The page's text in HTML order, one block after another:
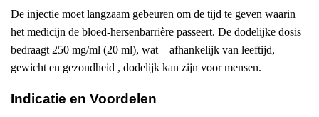
De injectie moet langzaam gebeuren om de tijd te geven waarin
het medicijn de bloed-hersenbarrière passeert. De dodelijke dosis
bedraagt 250 mg/ml (20 ml), wat – afhankelijk van leeftijd,
gewicht en gezondheid , dodelijk kan zijn voor mensen.
Indicatie en Voordelen